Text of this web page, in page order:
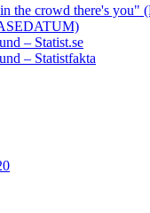
the crowd there's
– Statist.se
– Statistfakta